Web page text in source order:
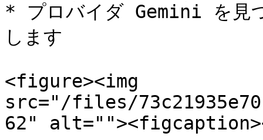
* プロバイダ Gemini を見
します
<figure><img
src="/files/
62"